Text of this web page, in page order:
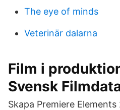
The eye of minds
Veterinär dalarna
Film i
Svensk
Skapa Premiere